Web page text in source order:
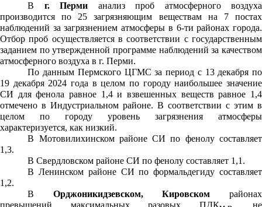
В г. Перми анализ проб атмосферного воздуха
производится по 25 загрязняющим веществам на 7 постах
наблюдений за загрязнением атмосферы в 6-ти районах города.
Отбор проб осуществляется в соответствии с государственным
заданием по утвержденной программе наблюдений за качеством
атмосферного воздуха в г. Перми.
По данным Пермского ЦГМС за период с 13 декабря по
19 декабря 2024 года в целом по городу наибольшее значение
СИ для фенола равное 1,4 и взвешенных веществ равное 1,4
отмечено в Индустриальном районе. В соответствии с этим в
целом по городу уровень загрязнения атмосферы
характеризуется, как низкий.
В Мотовилихинском районе СИ по фенолу составляет
1,3.
В Свердловском районе СИ по фенолу составляет 1,1.
В Ленинском районе СИ по формальдегиду составляет
1,2.
В Орджоникидзевском, Кировском районах